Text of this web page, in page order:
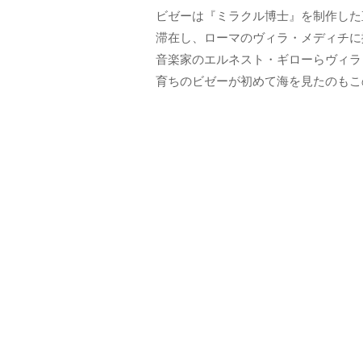
ビゼーは『ミラクル博士』を制作し
滞在し、ローマのヴィラ・メディチ
音楽家のエルネスト・ギローらヴィ
育ちのビゼーが初めて海を見たのも